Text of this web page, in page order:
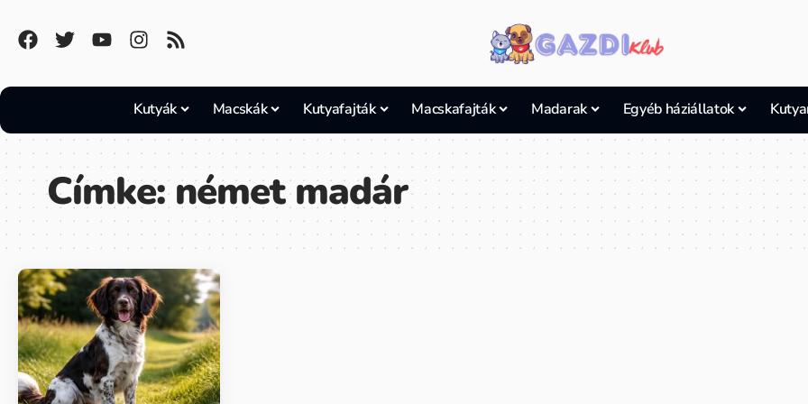
Kutyák Macskák Kutyafajták Macskafajták Madarak Egyéb háziállatok
Címke:német madár